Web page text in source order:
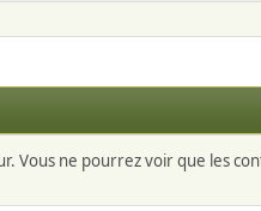
ne pourrez voir que les